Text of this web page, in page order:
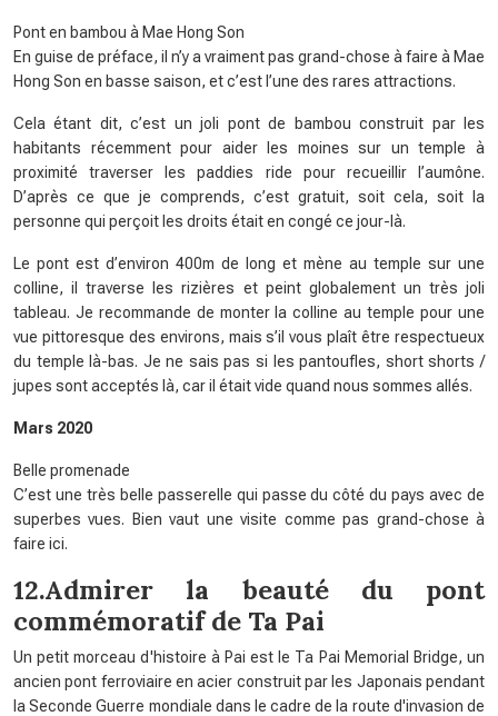
Pont en bambou à Mae Hong Son
En guise de préface, il n’y a vraiment pas grand-chose à faire à Mae
Hong Son en basse saison, et c’est l’une des rares attractions.
Cela étant dit, c’est un joli pont de bambou construit par les
habitants récemment pour aider les moines sur un temple à
proximité traverser les paddies ride pour recueillir l’aumône.
D’après ce que je comprends, c’est gratuit, soit cela, soit la
personne qui perçoit les droits était en congé ce jour-là.
Le pont est d’environ 400m de long et mène au temple sur une
colline, il traverse les rizières et peint globalement un très joli
tableau. Je recommande de monter la colline au temple pour une
vue pittoresque des environs, mais s’il vous plaît être respectueux
du temple là-bas. Je ne sais pas si les pantoufles, short shorts /
jupes sont acceptés là, car il était vide quand nous sommes allés.
Mars 2020
Belle promenade
C’est une très belle passerelle qui passe du côté du pays avec de
superbes vues. Bien vaut une visite comme pas grand-chose à
faire ici.
12.Admirer la beauté du pont
commémoratif de Ta Pai
Un petit morceau d'histoire à Pai est le Ta Pai Memorial Bridge, un
ancien pont ferroviaire en acier construit par les Japonais pendant
la Seconde Guerre mondiale dans le cadre de la route d'invasion de